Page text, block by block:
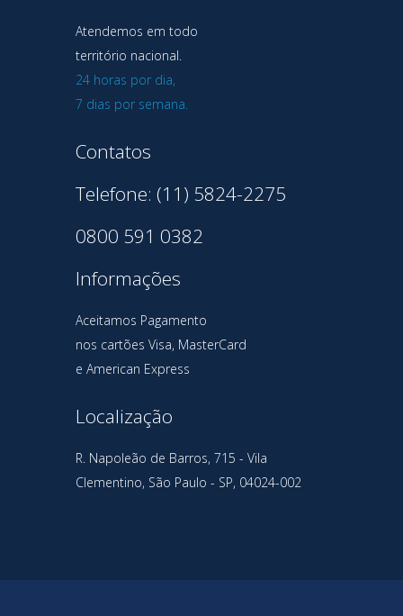
Atendemos em todo
território nacional.
24 horas por dia,
7 dias por semana.
Contatos
Telefone: (11) 5824-2275
0800 591 0382
Informações
Aceitamos Pagamento
nos cartões Visa, MasterCard
e American Express
Localização
R. Napoleão de Barros, 715 - Vila
Clementino, São Paulo - SP, 04024-002